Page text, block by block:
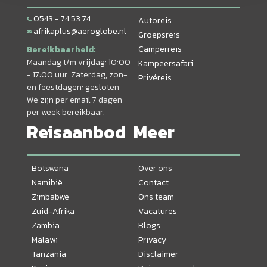
0543 - 74 53 74
afrikaplus@aeroglobe.nl
Bereikbaarheid:
Maandag t/m vrijdag: 10:00
- 17:00 uur. Zaterdag, zon-
en feestdagen: gesloten
We zijn per email 7 dagen
per week bereikbaar.
Autoreis
Groepsreis
Camperreis
Kampeersafari
Privéreis
Reisaanbod
Botswana
Namibië
Zimbabwe
Zuid-Afrika
Zambia
Malawi
Tanzania
Meer
Over ons
Contact
Ons team
Vacatures
Blogs
Privacy
Disclaimer